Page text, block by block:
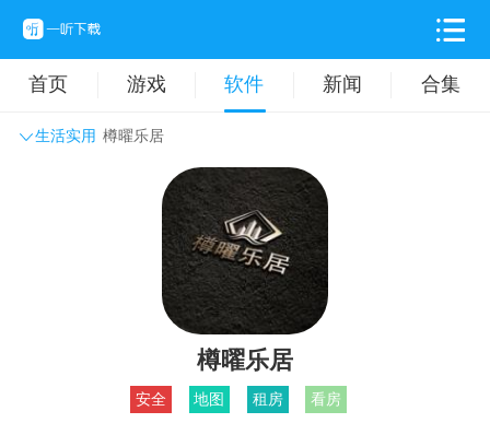
首页 游戏 软件 新闻 合集
生活实用 樽曜乐居
主题壁纸 旅游出行
拍摄美化 时尚购物
樽曜乐居
安全 地图 租房 看房